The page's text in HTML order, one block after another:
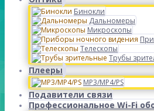
Бинокли
Дальномеры
Микроскопы
Телескопы
Трубы
Плееры
MP3/MP4/PS
Подавители связи
Профессиональное Wi-Fi